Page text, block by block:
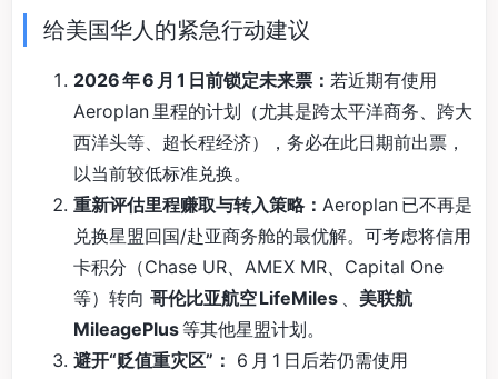
给美国华人的紧急行动建议
2026 年 6 月 1 日前锁定未来票： 若近期有使用
Aeroplan 里程的计划（尤其是跨太平洋商务、跨大
西洋头等、超长程经济），务必在此日期前出票，
以当前较低标准兑换。
重新评估里程赚取与转入策略： Aeroplan 已不再是
兑换星盟回国/赴亚商务舱的最优解。可考虑将信用
卡积分（Chase UR、AMEX MR、Capital One
等）转向 哥伦比亚航空 LifeMiles 、 美联航
MileagePlus等其他星盟计划。
避开“贬值重灾区”： 6 月 1 日后若仍需使用